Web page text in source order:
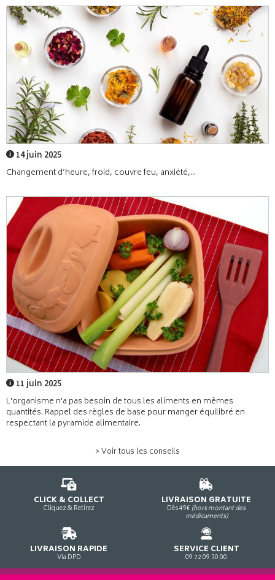
14 juin 2025
Changement d’heure, froid, couvre feu, anxiété,...
11 juin 2025
L'organisme n'a pas besoin de tous les aliments en mêmes
quantités. Rappel des règles de base pour manger équilibré en
respectant la pyramide alimentaire.
> Voir tous les conseils
CLICK & COLLECT
Cliquez & Retirez
LIVRAISON GRATUITE
Dès 49€ (hors montant des
médicaments)
LIVRAISON RAPIDE
Via DPD
SERVICE CLIENT
09 72 09 30 00